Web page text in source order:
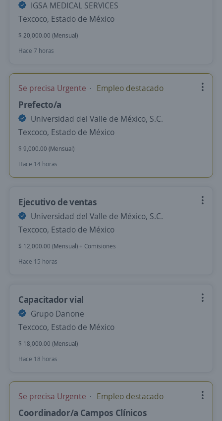
IGSA MEDICAL SERVICES
Texcoco, Estado de México
$ 20,000.00 (Mensual)
Hace 7 horas
Se precisa Urgente Empleo destacado
Prefecto/a
Universidad del Valle de México, S.C.
Texcoco, Estado de México
$ 9,000.00 (Mensual)
Hace 14 horas
Ejecutivo de ventas
Universidad del Valle de México, S.C.
Texcoco, Estado de México
$ 12,000.00 (Mensual) + Comisiones
Hace 15 horas
Capacitador vial
Grupo Danone
Texcoco, Estado de México
$ 18,000.00 (Mensual)
Hace 18 horas
Se precisa Urgente Empleo destacado
Coordinador/a Campos Clínicos